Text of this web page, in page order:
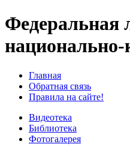
Федеральная
национально-
Главная
Обратная связь
Правила на сайте!
Видеотека
Библиотека
Фотогалерея